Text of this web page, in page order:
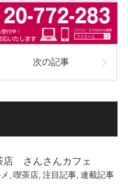
次の記事
店 さんさんカフェ
, 喫茶店, 注目記事, 連載記事